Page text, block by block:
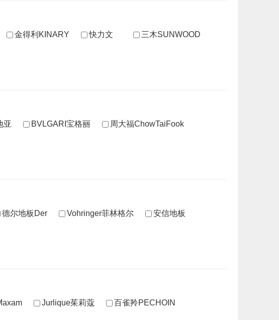
金得利KINARY 快力文
三木SUNWOOD
亚 BVLGARI宝格丽
周大福ChowTaiFook
德尔地板Der Vohringer菲林格尔
安信地板
Jurlique茱莉蔻
百雀羚PECHOIN